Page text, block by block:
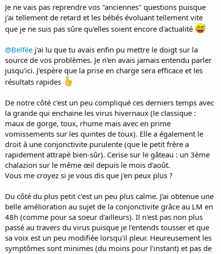
Je ne vais pas reprendre vos "anciennes" questions puisque
j'ai tellement de retard et les bébés évoluant tellement vite
que je ne suis pas sûre qu'elles soient encore d'actualité
@Belfée j'ai lu que tu avais enfin pu mettre le doigt sur la
source de vos problèmes. Je n'en avais jamais entendu parler
jusqu'ici. J'espère que la prise en charge sera efficace et les
résultats rapides
De notre côté c'est un peu compliqué ces derniers temps avec
la grande qui enchaine les virus hivernaux (le classique :
maux de gorge, toux, rhume mais avec en prime
vomissements sur les quintes de toux). Elle a également le
droit à une conjonctivite purulente (que le petit frère a
rapidement attrapé bien-sûr). Cerise sur le gâteau : un 3ème
chalazion sur le même œil depuis le mois d'août.
Vous me croyez si je vous dis que j'en peux plus ?
Du côté du plus petit c'est un peu plus calme. J'ai obtenue une
belle amélioration au sujet de la conjonctivite grâce au LM en
48h (comme pour sa soeur d'ailleurs). Il n'est pas non plus
passé au travers du virus puisque je l'entends tousser et que
sa voix est un peu modifiée lorsqu'il pleur. Heureusement les
symptômes sont minimes (du moins pour l'instant) et pas de